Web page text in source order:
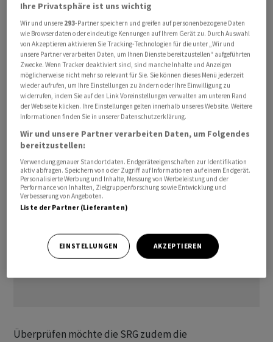
bekennt. Sie sollen bestehen bleiben.
SRG überprüft Partnerschaften
Weitere 9,1 Millionen Franken will sie mit effizienteren
Abläufen, der Reduktion von Gremien, der Bündelung
von Produktionsplanung und -steuerung einsparen,
sowie 13,2 Millionen Franken für eine angepasste
Überprüfen möchte die SRG zudem die
Ihre Privatsphäre ist uns wichtig
Wir und unsere 293-Partner speichern und greifen auf personenbezogene Daten
wie Browserdaten oder eindeutige Kennungen auf Ihrem Gerät zu. Durch Auswahl
von Akzeptieren aktivieren Sie Tracking-Technologien für die unter „Wir und
unsere Partner verarbeiten Daten, um Ihnen Dienste bereitzustellen“ aufgeführten
Zwecke. Wenn Tracker deaktiviert sind, sind manche Inhalte und Anzeigen
möglicherweise nicht mehr so relevant für Sie. Sie können dieses Menü jederzeit
wieder aufrufen, um Ihre Einstellungen zu ändern oder Ihre Einwilligung zu
widerrufen, indem Sie auf den Link Voreinstellungen verwalten am unteren Rand
der Webseite klicken. Ihre Einstellungen gelten innerhalb unseres Website. Weitere
Informationen finden Sie in unserer Datenschutzerklärung.
Wir und unsere Partner verarbeiten Daten, um Folgendes
bereitzustellen:
Verwendung genauer Standortdaten. Endgeräteeigenschaften zur Identifikation
aktiv abfragen. Speichern von oder Zugriff auf Informationen auf einem Endgerät.
Personalisierte Werbung und Inhalte, Messung von Werbeleistung und der
Performance von Inhalten, Zielgruppenforschung sowie Entwicklung und
Verbesserung von Angeboten.
Liste der Partner (Lieferanten)
EINSTELLUNGEN AKZEPTIEREN